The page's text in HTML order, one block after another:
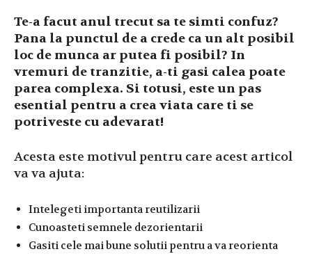
Te-a facut anul trecut sa te simti confuz?
Pana la punctul de a crede ca un alt posibil
loc de munca ar putea fi posibil? In
vremuri de tranzitie, a-ti gasi calea poate
parea complexa. Si totusi, este un pas
esential pentru a crea viata care ti se
potriveste cu adevarat!
Acesta este motivul pentru care acest articol
va va ajuta:
Intelegeti importanta reutilizarii
Cunoasteti semnele dezorientarii
Gasiti cele mai bune solutii pentru a va reorienta